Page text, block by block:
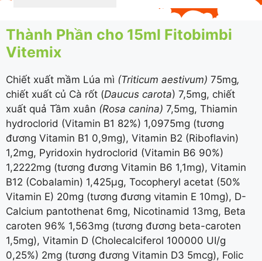
Thành Phần cho 15ml Fitobimbi
Vitemix
Chiết xuất mầm Lúa mì (Triticum aestivum) 75mg,
chiết xuất củ Cà rốt (Daucus carota) 7,5mg, chiết
xuất quả Tầm xuân (Rosa canina) 7,5mg, Thiamin
hydroclorid (Vitamin B1 82%) 1,0975mg (tương
đương Vitamin B1 0,9mg), Vitamin B2 (Riboflavin)
1,2mg, Pyridoxin hydroclorid (Vitamin B6 90%)
1,2222mg (tương đương Vitamin B6 1,1mg), Vitamin
B12 (Cobalamin) 1,425µg, Tocopheryl acetat (50%
Vitamin E) 20mg (tương đương vitamin E 10mg), D-
Calcium pantothenat 6mg, Nicotinamid 13mg, Beta
caroten 96% 1,563mg (tương đương beta-caroten
1,5mg), Vitamin D (Cholecalciferol 100000 UI/g
0,25%) 2mg (tương đương Vitamin D3 5mcg), Folic